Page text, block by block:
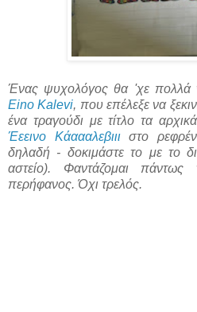
Ένας ψυχολόγος θα 'χε πολλά
Eino Kalevi, που επέλεξε να
ένα τραγούδι με τίτλο τα
Έεεινο Κάαααλεβιιιστο ρεφρέν
δηλαδή - δοκιμάστε το με το
αστείο). Φαντάζομαι πάντως
περήφανος. Όχι τρελός.